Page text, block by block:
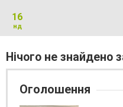
16
нд
Нічого не знайдено
Оголошення